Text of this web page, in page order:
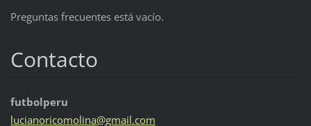
Preguntas frecuentes está vacío.
Contacto
futbolperu
lucianoricomolina@gmail.com